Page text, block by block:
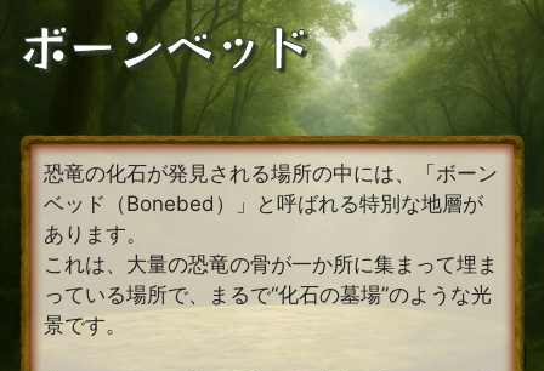
ボーンベッド
恐竜の化石が発見される場所の中には、「ボーン
ベッド（Bonebed）」と呼ばれる特別な地層が
あります。
これは、大量の恐竜の骨が一か所に集まって埋ま
っている場所で、まるで“化石の墓場”のような光
景です。